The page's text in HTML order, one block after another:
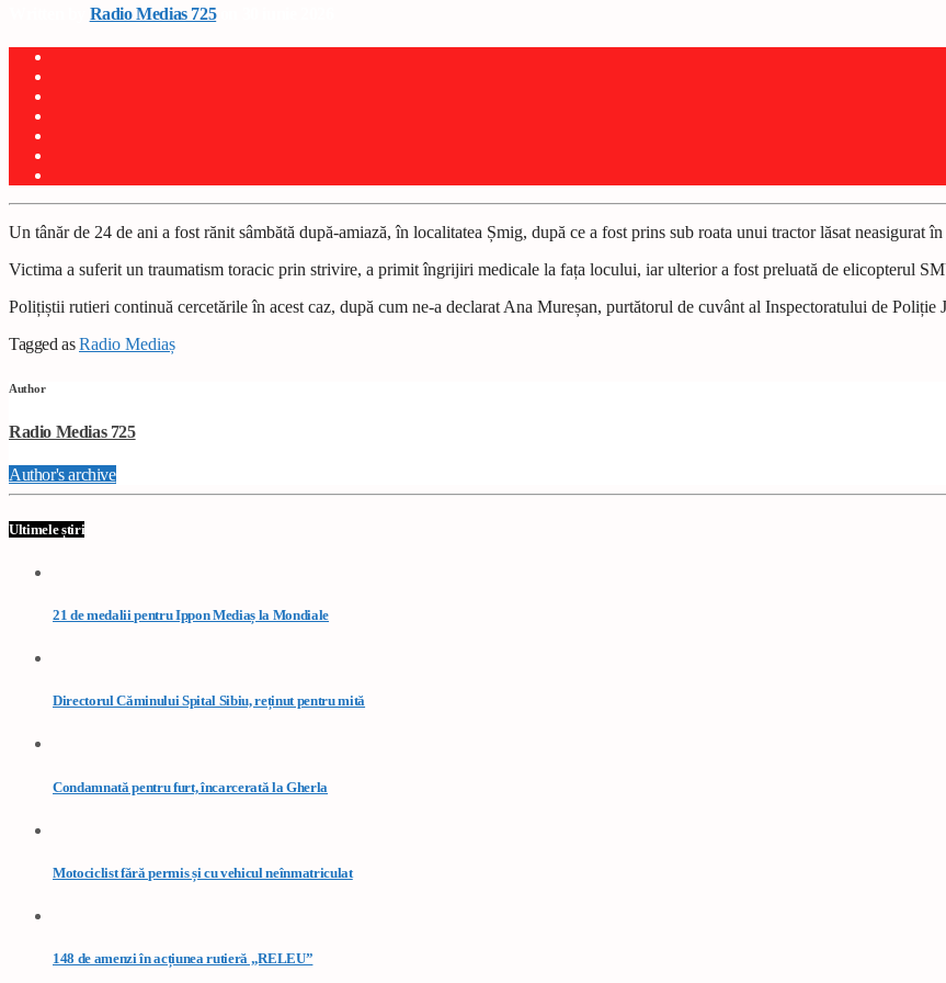
Radio Medias 725on 30 iunie 2026
Un tânăr de 24 de ani a fost rănit sâmbătă după-amiază, în localitatea Șmig, după ce a fost prins sub roata unui tractor lăsat neasigurat
Victima a suferit un traumatism toracic prin strivire, a primit îngrijiri medicale la fața locului, iar ulterior a fost preluată de elicopterul
Polițiștii rutieri continuă cercetările în acest caz, după cum ne-a declarat Ana Mureșan, purtătorul de cuvânt al Inspectoratului de Poliție
Tagged asRadio Mediaș
Author
Radio Medias 725
Author's archive
Ultimele știri
21 de medalii pentru Ippon Mediaș la Mondiale
Directorul Căminului Spital Sibiu, reținut pentru mită
Condamnată pentru furt, încarcerată la Gherla
Motociclist fără permis și cu vehicul neînmatriculat
148 de amenzi în acțiunea rutieră „RELEU”